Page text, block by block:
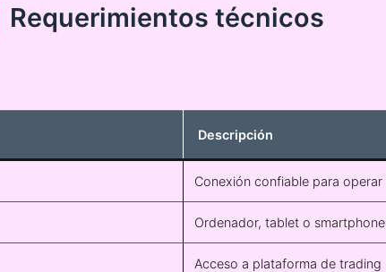
Requerimientos técnicos
Descripción
Conexión confiable para operar
Ordenador, tablet o smartphone
Acceso a plataforma de trading